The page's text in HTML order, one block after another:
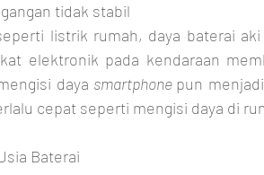
tidak stabil
listrik rumah, daya baterai
elektronik pada kendaraan
daya smartphone pun
cepat seperti mengisi daya di
Usia Baterai